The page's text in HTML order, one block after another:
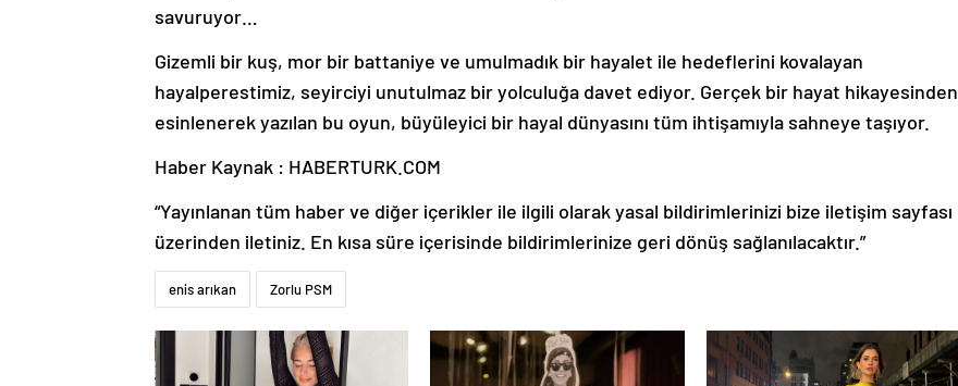
savuruyor…
Gizemli bir kuş, mor bir battaniye ve umulmadık bir hayalet ile hedeflerini kovalayan
hayalperestimiz, seyirciyi unutulmaz bir yolculuğa davet ediyor. Gerçek bir hayat hikayesinden
esinlenerek yazılan bu oyun, büyüleyici bir hayal dünyasını tüm ihtişamıyla sahneye taşıyor.
Haber Kaynak : HABERTURK.COM
“Yayınlanan tüm haber ve diğer içerikler ile ilgili olarak yasal bildirimlerinizi bize iletişim sayfası
üzerinden iletiniz. En kısa süre içerisinde bildirimlerinize geri dönüş sağlanılacaktır.”
enis arıkan Zorlu PSM